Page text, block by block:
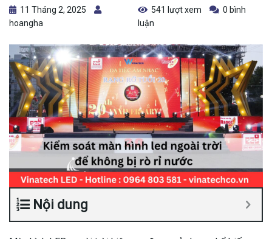
11 Tháng 2, 2025
hoangha
541 lượt xem
0 bình
luận
Nội dung